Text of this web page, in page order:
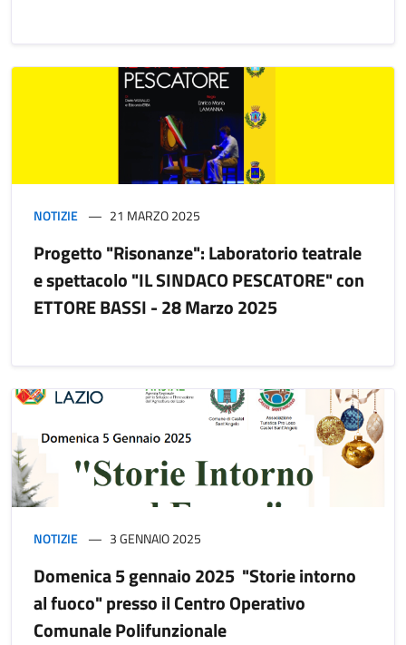
NOTIZIE 21 MARZO 2025
Progetto "Risonanze": Laboratorio teatrale
e spettacolo "IL SINDACO PESCATORE" con
ETTORE BASSI - 28 Marzo 2025
NOTIZIE 3 GENNAIO 2025
Domenica 5 gennaio 2025 "Storie intorno
al fuoco" presso il Centro Operativo
Comunale Polifunzionale